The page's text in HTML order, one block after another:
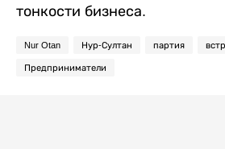
тонкости бизнеса.
Nur Otan Нур-Султан партия
Предприниматели